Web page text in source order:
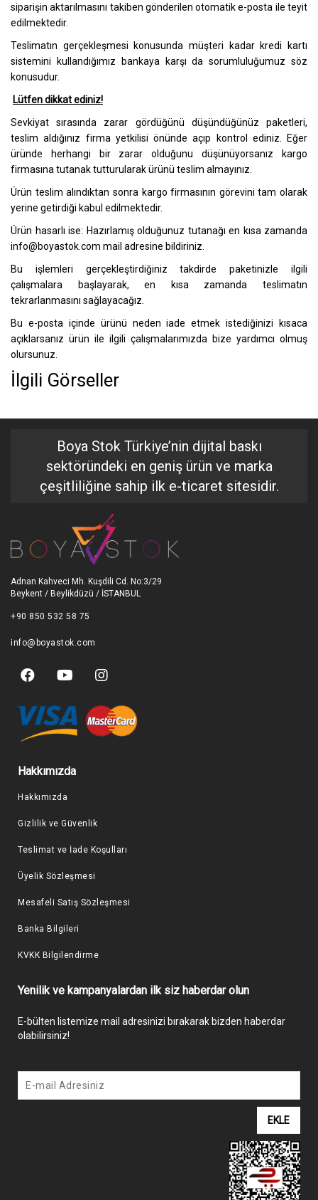
siparişin aktarılmasını takiben gönderilen otomatik e-posta ile teyit
edilmektedir.
Teslimatın gerçekleşmesi konusunda müşteri kadar kredi kartı
sistemini kullandığımız bankaya karşı da sorumluluğumuz söz
konusudur.
Lütfen dikkat ediniz!
Sevkiyat sırasında zarar gördüğünü düşündüğünüz paketleri,
teslim aldığınız firma yetkilisi önünde açıp kontrol ediniz. Eğer
üründe herhangi bir zarar olduğunu düşünüyorsanız kargo
firmasına tutanak tutturularak ürünü teslim almayınız.
Ürün teslim alındıktan sonra kargo firmasının görevini tam olarak
yerine getirdiği kabul edilmektedir.
Ürün hasarlı ise: Hazırlamış olduğunuz tutanağı en kısa zamanda
info@boyastok.com mail adresine bildiriniz.
Bu işlemleri gerçekleştirdiğiniz takdirde paketinizle ilgili
çalışmalara başlayarak, en kısa zamanda teslimatın
tekrarlanmasını sağlayacağız.
Bu e-posta içinde ürünü neden iade etmek istediğinizi kısaca
açıklarsanız ürün ile ilgili çalışmalarımızda bize yardımcı olmuş
olursunuz.
İlgili Görseller
Boya Stok Türkiye’nin dijital baskı
sektöründeki en geniş ürün ve marka
çeşitliliğine sahip ilk e-ticaret sitesidir.
Adnan Kahveci Mh. Kuşdili Cd. No:3/29
Beykent / Beylikdüzü / İSTANBUL
+90 850 532 58 75
info@boyastok.com
Hakkımızda
Hakkımızda
Gizlilik ve Güvenlik
Teslimat ve İade Koşulları
Üyelik Sözleşmesi
Mesafeli Satış Sözleşmesi
Banka Bilgileri
KVKK Bilgilendirme
Yenilik ve kampanyalardan ilk siz haberdar olun
E-bülten listemize mail adresinizi bırakarak bizden haberdar
olabilirsiniz!
EKLE